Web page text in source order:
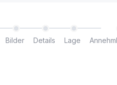
Bilder Details Lage